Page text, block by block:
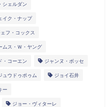
シェルダン
イク・ナップ
ェフ・コックス
ムス・Ｗ・ヤング
・コーエン ジャンヌ・ボッセ
ュウドゥポゥム ジョイ石井
ー
ジョー・ヴィターレ